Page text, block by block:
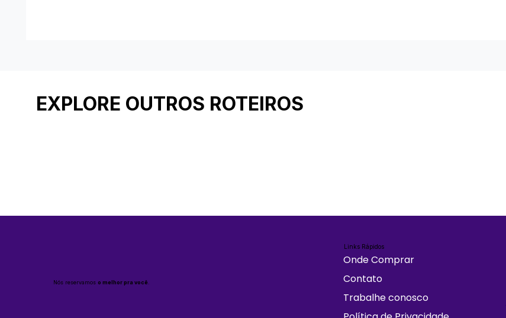
EXPLORE OUTROS ROTEIROS
Nós reservamos o melhor pra você
Links Rápidos
Onde Comprar
Contato
Trabalhe conosco